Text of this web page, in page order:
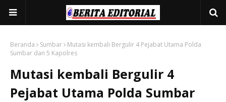
Beranda Sumbar
Mutasi kembali Bergulir 4 Pejabat Utama Polda
Sumbar dan 5 Kapolres
Mutasi kembali Bergulir 4
Pejabat Utama Polda Sumbar